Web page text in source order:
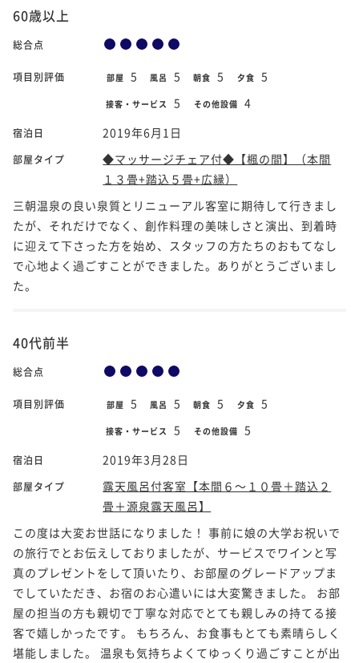
60歳以上
総合点
項目別評価 部屋 5 風呂 5 朝食 5 夕食 5
接客・サービス 5 その他設備 4
宿泊日 2019年6月1日
部屋タイプ
◆マッサージチェア付◆【楓の間】（本間
１３畳+踏込５畳+広縁）
三朝温泉の良い泉質とリニューアル客室に期待して行きまし
たが、それだけでなく、創作料理の美味しさと演出、到着時
に迎えて下さった方を始め、スタッフの方たちのおもてなし
で心地よく過ごすことができました。ありがとうございまし
た。
40代前半
総合点
項目別評価 部屋 5 風呂 5 朝食 5 夕食 5
接客・サービス 5 その他設備 5
宿泊日 2019年3月28日
部屋タイプ
露天風呂付客室【本間６～１０畳＋踏込２
畳＋源泉露天風呂】
この度は大変お世話になりました！ 事前に娘の大学お祝いで
の旅行でとお伝えしておりましたが、サービスでワインと写
真のプレゼントをして頂いたり、お部屋のグレードアップま
でしていただき、お宿のお心遣いには大変驚きました。 お部
屋の担当の方も親切で丁寧な対応でとても親しみの持てる接
客で嬉しかったです。 もちろん、お食事もとても素晴らしく
堪能しました。 温泉も気持ちよくてゆっくり過ごすことが出